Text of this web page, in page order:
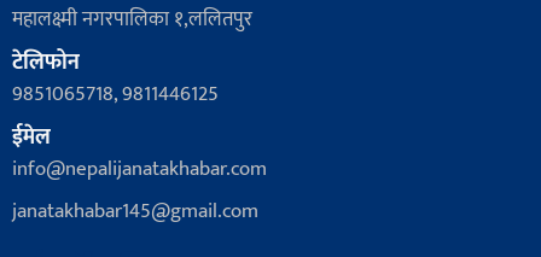
महालक्ष्मी नगरपालिका १,ललितपुर
टेलिफोन
9851065718, 9811446125
ईमेल
info@nepalijanatakhabar.com
janatakhabar145@gmail.com